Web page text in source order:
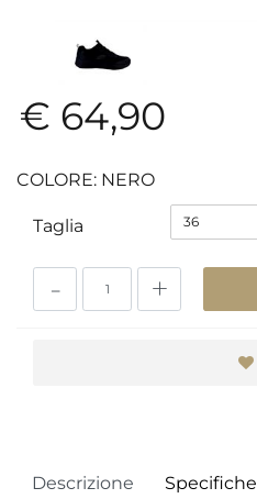
€ 64,90
COLORE: NERO
Taglia 36
Descrizione Specifiche